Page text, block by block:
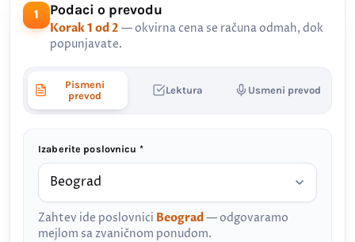
1 Podaci o prevodu
Korak 1 od 2 — okvirna cena se računa odmah, dok
popunjavate.
Pismeni
prevod
Lektura Usmeni prevod
Izaberite poslovnicu *
Zahtev ide poslovnici Beograd— odgovaramo
mejlom sa zvaničnom ponudom.